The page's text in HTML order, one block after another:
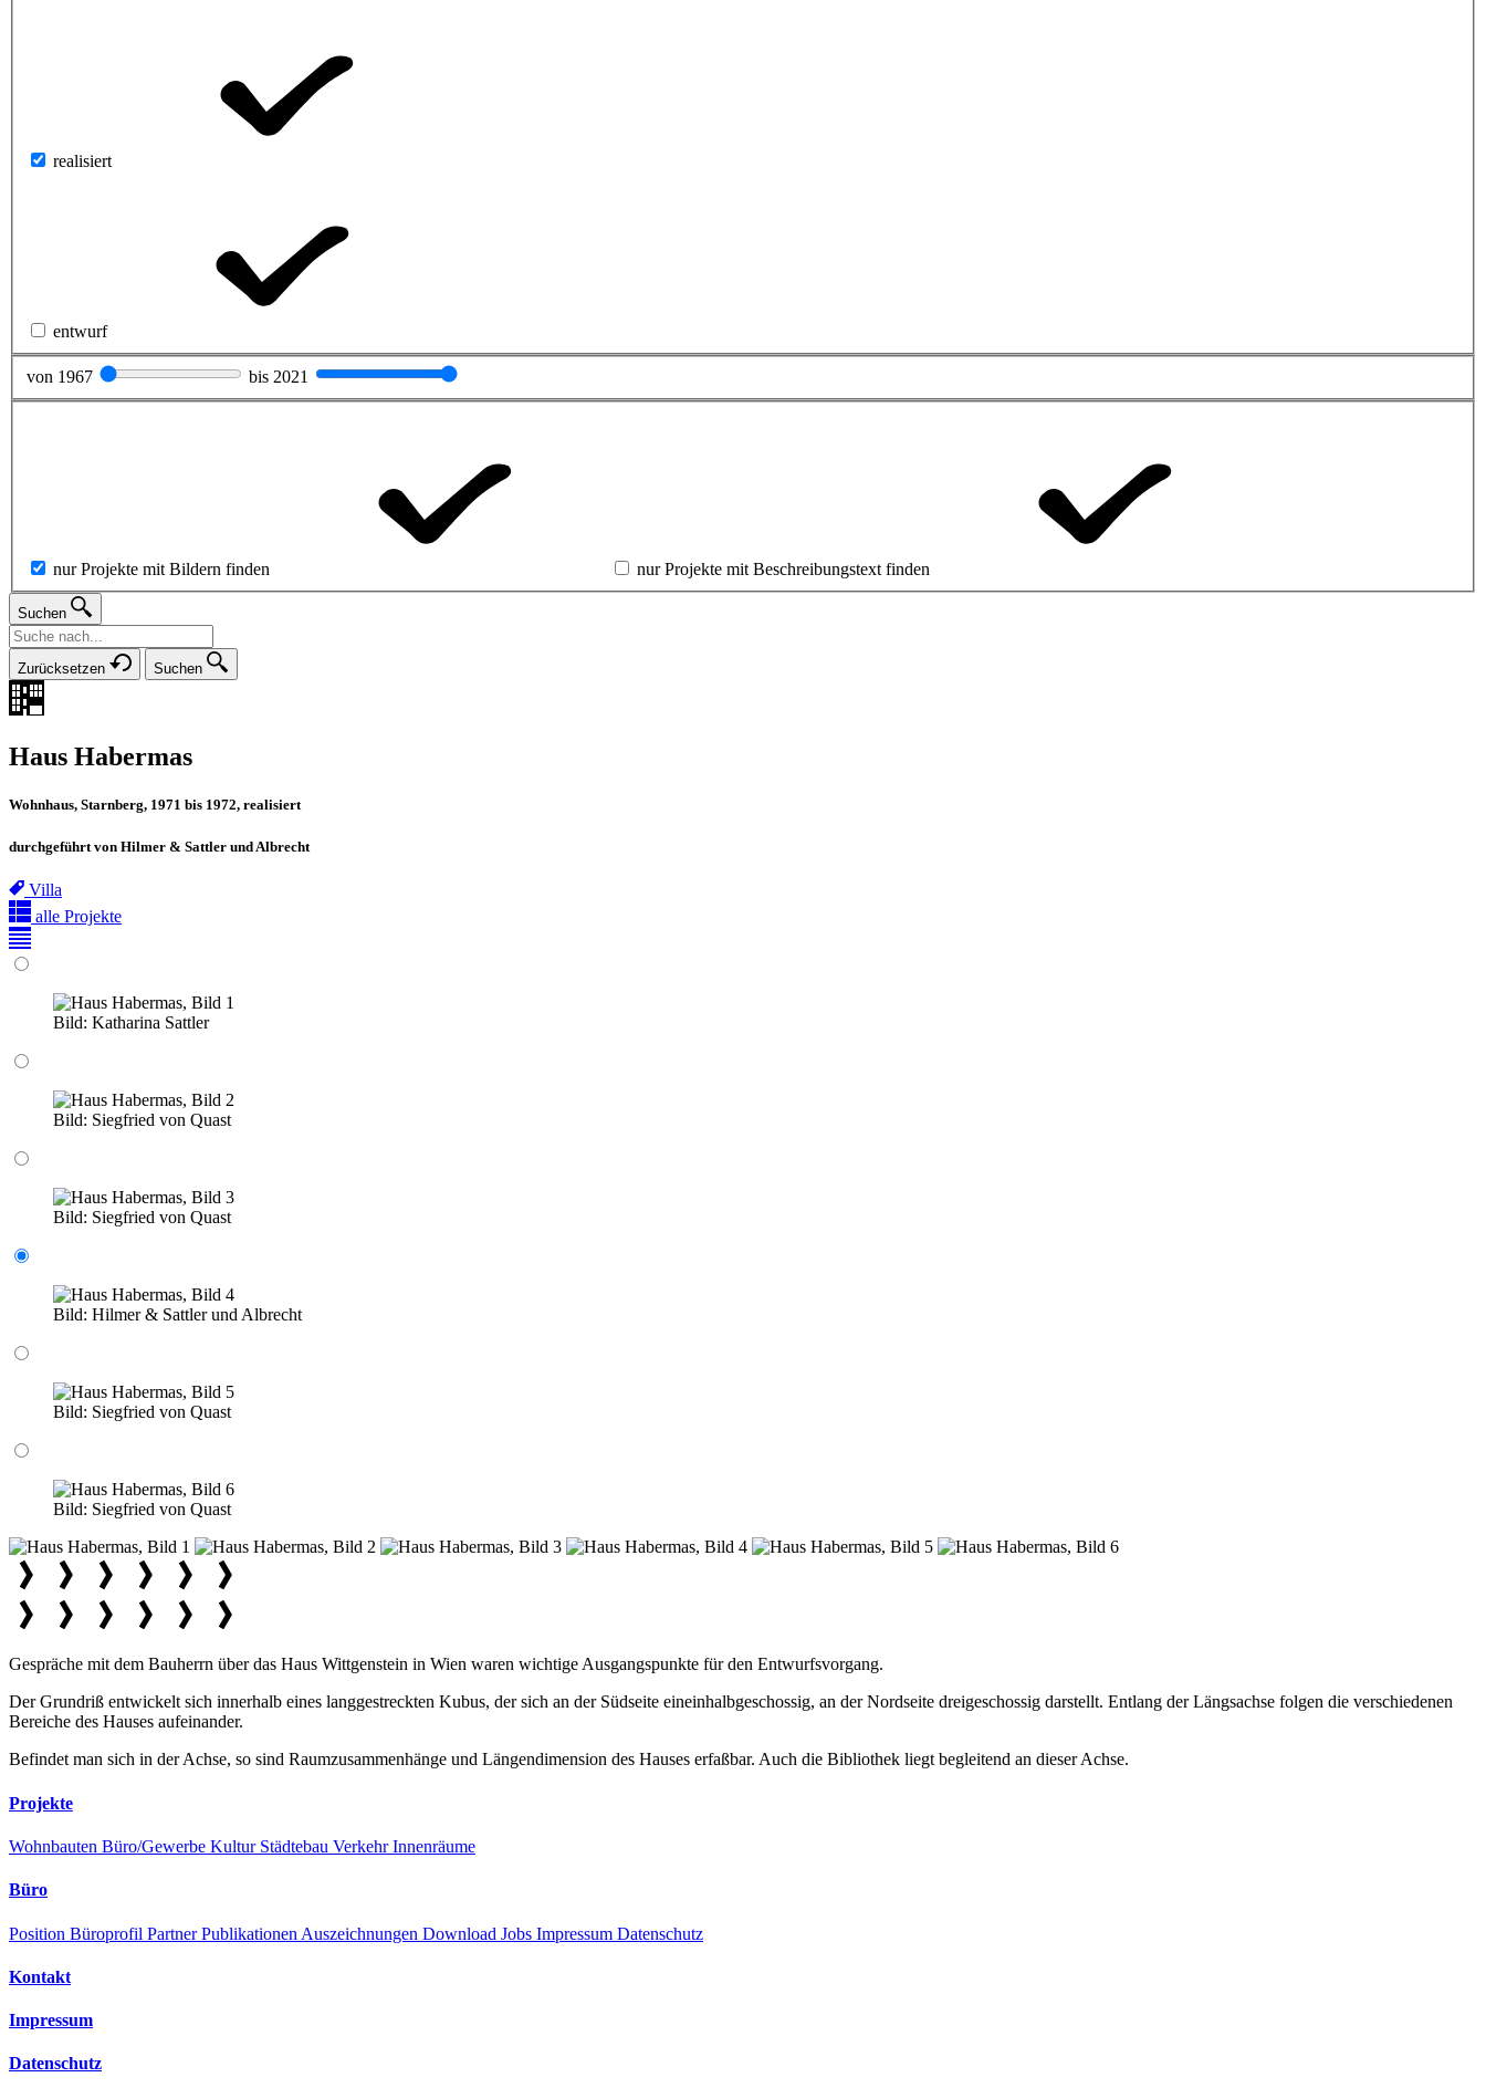
realisiert
entwurf
von 1967 bis 2021
nur Projekte mit Bildern finden nur Projekte mit Beschreibungstext finden
Suchen
Zurücksetzen Suchen
Haus Habermas
Wohnhaus, Starnberg, 1971 bis 1972, realisiert
durchgeführt von Hilmer & Sattler und Albrecht
Villa
alle Projekte
Bild: Katharina Sattler
Bild: Siegfried von Quast
Bild: Siegfried von Quast
Bild: Hilmer & Sattler und Albrecht
Bild: Siegfried von Quast
Bild: Siegfried von Quast
Gespräche mit dem Bauherrn über das Haus Wittgenstein in Wien waren wichtige Ausgangspunkte für den Entwurfsvorgang.
Der Grundriß entwickelt sich innerhalb eines langgestreckten Kubus, der sich an der Südseite eineinhalbgeschossig, an der Nordseite dreigeschossig darstellt. Entlang der Längsachse folgen die verschiedenen
Bereiche des Hauses aufeinander.
Befindet man sich in der Achse, so sind Raumzusammenhänge und Längendimension des Hauses erfaßbar. Auch die Bibliothek liegt begleitend an dieser Achse.
Projekte
Wohnbauten Büro/Gewerbe Kultur Städtebau VerkehrInnenräume
Büro
Position Büroprofil PartnerPublikationen Auszeichnungen Download Jobs Impressum Datenschutz
Kontakt
Impressum
Datenschutz